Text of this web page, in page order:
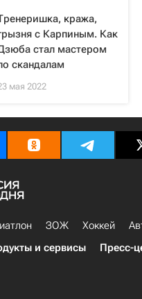
кража,
с Карпиным. Как
стал мастером
скандалам
мая 2022
ЗОЖ Хоккей
и сервисы Пресс-